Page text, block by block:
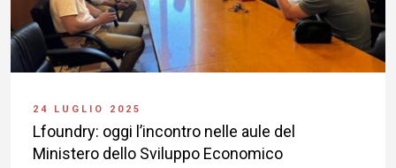
24 LUGLIO 2025
Lfoundry: oggi l’incontro nelle aule del
Ministero dello Sviluppo Economico